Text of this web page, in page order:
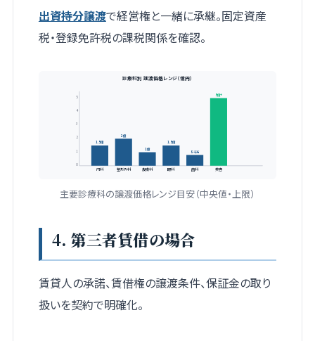
出資持分譲渡で経営権と一緒に承継。固定資産
税・登録免許税の課税関係を確認。
診療科別 譲渡価格レンジ（億円）
0
1
2
3
4
5
内科
1.5億
整形外科
2億
皮膚科
1億
眼科
1.5億
歯科
8千万
美容
5億+
主要診療科の譲渡価格レンジ目安（中央値・上限）
4. 第三者賃借の場合
賃貸人の承諾、賃借権の譲渡条件、保証金の取り
扱いを契約で明確化。